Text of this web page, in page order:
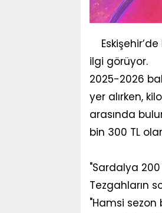
ilgi görüyor.
2025-2026
yer alırken,
arasında
bin 300 TL
"Sardalya
Tezgahların
"Hamsi sezon